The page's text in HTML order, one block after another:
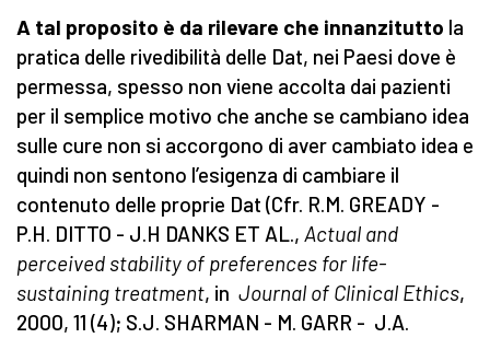
A tal proposito è da rilevare che innanzitutto la
pratica delle rivedibilità delle Dat, nei Paesi dove è
permessa, spesso non viene accolta dai pazienti
per il semplice motivo che anche se cambiano idea
sulle cure non si accorgono di aver cambiato idea e
quindi non sentono l’esigenza di cambiare il
contenuto delle proprie Dat (Cfr. R.M. GREADY -
P.H. DITTO - J.H DANKS ET AL., Actual and
perceived stability of preferences for life-
sustaining treatment, in Journal of Clinical Ethics,
2000, 11 (4); S.J. SHARMAN - M. GARR - J.A.